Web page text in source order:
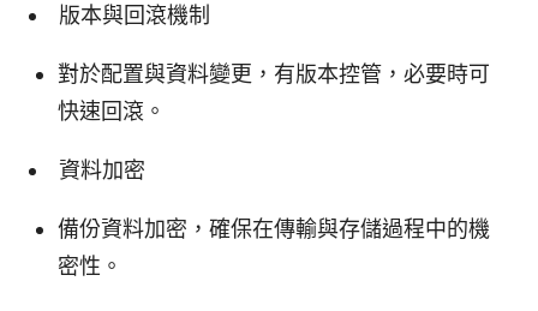
版本與回滾機制
對於配置與資料變更，有版本控管，必要時可
快速回滾。
資料加密
備份資料加密，確保在傳輸與存儲過程中的機
密性。